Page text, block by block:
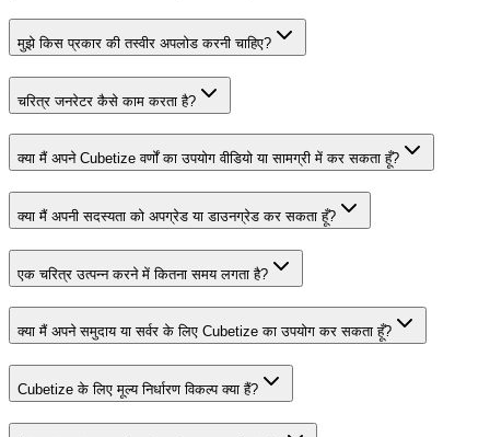
मुझे किस प्रकार की तस्वीर अपलोड करनी चाहिए?
चरित्र जनरेटर कैसे काम करता है?
क्या मैं अपने Cubetize वर्णों का उपयोग वीडियो या सामग्री में कर सकता हूँ?
क्या मैं अपनी सदस्यता को अपग्रेड या डाउनग्रेड कर सकता हूँ?
एक चरित्र उत्पन्न करने में कितना समय लगता है?
क्या मैं अपने समुदाय या सर्वर के लिए Cubetize का उपयोग कर सकता हूँ?
Cubetize के लिए मूल्य निर्धारण विकल्प क्या हैं?